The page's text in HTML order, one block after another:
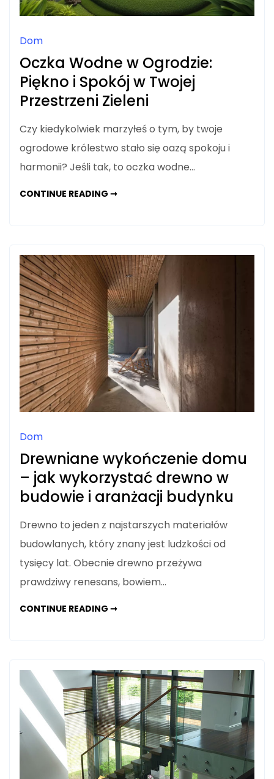
Dom
Oczka Wodne w Ogrodzie:
Piękno i Spokój w Twojej
Przestrzeni Zieleni
Czy kiedykolwiek marzyłeś o tym, by twoje
ogrodowe królestwo stało się oazą spokoju i
harmonii? Jeśli tak, to oczka wodne…
CONTINUE READING ➞OCZKA
W
TWOJEJ
PRZESTRZENI
ZIELENI
Dom
Drewniane wykończenie domu
– jak wykorzystać drewno w
budowie i aranżacji budynku
Drewno to jeden z najstarszych materiałów
budowlanych, który znany jest ludzkości od
tysięcy lat. Obecnie drewno przeżywa
prawdziwy renesans, bowiem…
CONTINUE READING ➞DREWNIANE
W
BUDOWIE
I
ARANŻACJI
BUDYNKU